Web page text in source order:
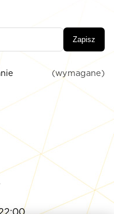
Zapisz
(wymagane)